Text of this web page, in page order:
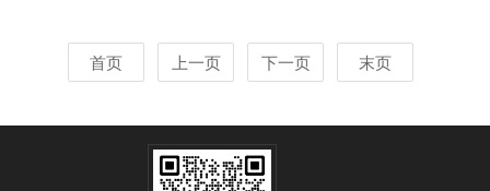
首页 上一页 下一页 末页